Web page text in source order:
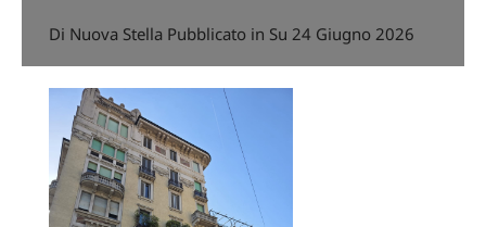
Di Nuova Stella Pubblicato in Su 24 Giugno 2026